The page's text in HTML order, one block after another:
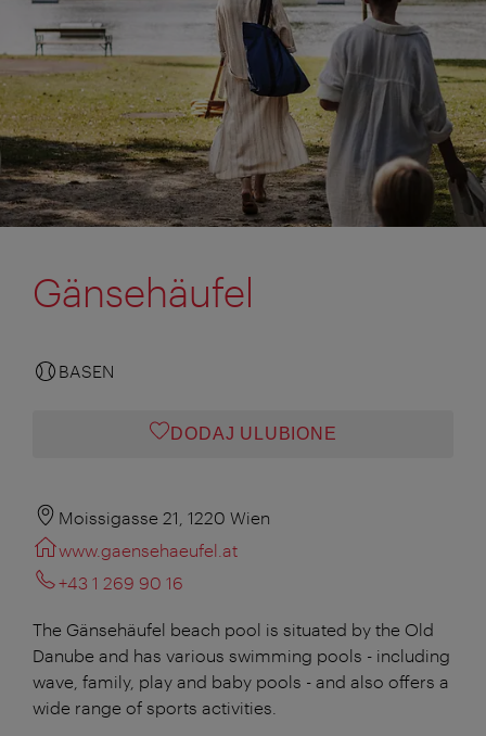
Gänsehäufel
BASEN
DODAJ ULUBIONE
Moissigasse 21, 1220 Wien
www.gaensehaeufel.at
+43 1 269 90 16
The Gänsehäufel beach pool is situated by the Old
Danube and has various swimming pools - including
wave, family, play and baby pools - and also offers a
wide range of sports activities.